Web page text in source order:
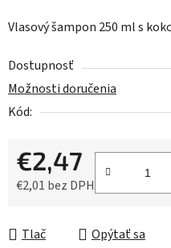
Vlasový šampon 250 ml s
Dostupnosť
Možnosti doručenia
Kód:
€2,47
€2,01 bez DPH
Tlač Opýtať sa